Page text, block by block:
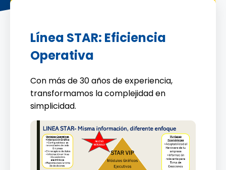
Línea STAR: Eficiencia
Operativa
Con más de 30 años de experiencia,
transformamos la complejidad en
simplicidad.